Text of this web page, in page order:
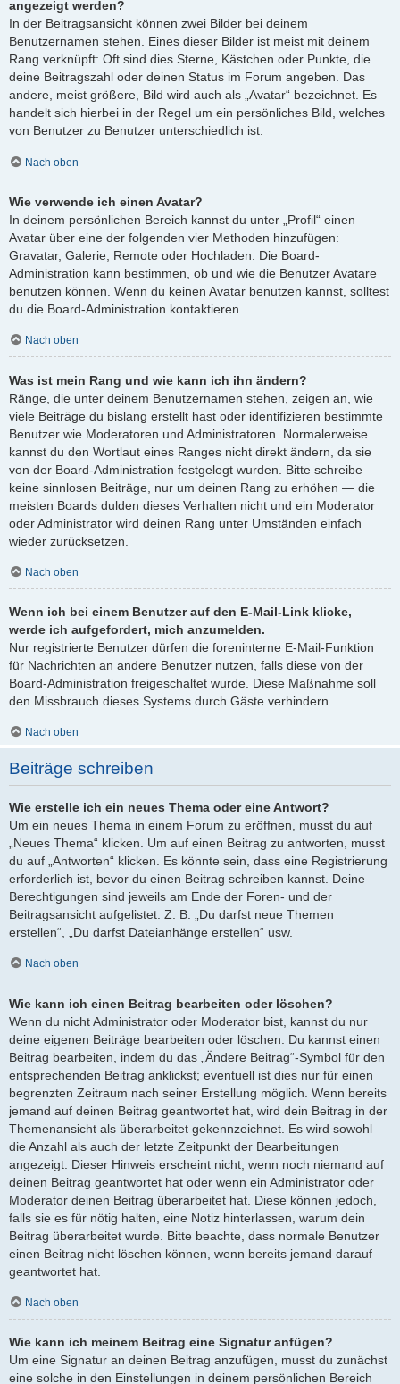
angezeigt werden?
In der Beitragsansicht können zwei Bilder bei deinem
Benutzernamen stehen. Eines dieser Bilder ist meist mit deinem
Rang verknüpft: Oft sind dies Sterne, Kästchen oder Punkte, die
deine Beitragszahl oder deinen Status im Forum angeben. Das
andere, meist größere, Bild wird auch als „Avatar“ bezeichnet. Es
handelt sich hierbei in der Regel um ein persönliches Bild, welches
von Benutzer zu Benutzer unterschiedlich ist.
Nach oben
Wie verwende ich einen Avatar?
In deinem persönlichen Bereich kannst du unter „Profil“ einen
Avatar über eine der folgenden vier Methoden hinzufügen:
Gravatar, Galerie, Remote oder Hochladen. Die Board-
Administration kann bestimmen, ob und wie die Benutzer Avatare
benutzen können. Wenn du keinen Avatar benutzen kannst, solltest
du die Board-Administration kontaktieren.
Nach oben
Was ist mein Rang und wie kann ich ihn ändern?
Ränge, die unter deinem Benutzernamen stehen, zeigen an, wie
viele Beiträge du bislang erstellt hast oder identifizieren bestimmte
Benutzer wie Moderatoren und Administratoren. Normalerweise
kannst du den Wortlaut eines Ranges nicht direkt ändern, da sie
von der Board-Administration festgelegt wurden. Bitte schreibe
keine sinnlosen Beiträge, nur um deinen Rang zu erhöhen — die
meisten Boards dulden dieses Verhalten nicht und ein Moderator
oder Administrator wird deinen Rang unter Umständen einfach
wieder zurücksetzen.
Nach oben
Wenn ich bei einem Benutzer auf den E-Mail-Link klicke,
werde ich aufgefordert, mich anzumelden.
Nur registrierte Benutzer dürfen die foreninterne E-Mail-Funktion
für Nachrichten an andere Benutzer nutzen, falls diese von der
Board-Administration freigeschaltet wurde. Diese Maßnahme soll
den Missbrauch dieses Systems durch Gäste verhindern.
Nach oben
Beiträge schreiben
Wie erstelle ich ein neues Thema oder eine Antwort?
Um ein neues Thema in einem Forum zu eröffnen, musst du auf
„Neues Thema“ klicken. Um auf einen Beitrag zu antworten, musst
du auf „Antworten“ klicken. Es könnte sein, dass eine Registrierung
erforderlich ist, bevor du einen Beitrag schreiben kannst. Deine
Berechtigungen sind jeweils am Ende der Foren- und der
Beitragsansicht aufgelistet. Z. B. „Du darfst neue Themen
erstellen“, „Du darfst Dateianhänge erstellen“ usw.
Nach oben
Wie kann ich einen Beitrag bearbeiten oder löschen?
Wenn du nicht Administrator oder Moderator bist, kannst du nur
deine eigenen Beiträge bearbeiten oder löschen. Du kannst einen
Beitrag bearbeiten, indem du das „Ändere Beitrag“-Symbol für den
entsprechenden Beitrag anklickst; eventuell ist dies nur für einen
begrenzten Zeitraum nach seiner Erstellung möglich. Wenn bereits
jemand auf deinen Beitrag geantwortet hat, wird dein Beitrag in der
Themenansicht als überarbeitet gekennzeichnet. Es wird sowohl
die Anzahl als auch der letzte Zeitpunkt der Bearbeitungen
angezeigt. Dieser Hinweis erscheint nicht, wenn noch niemand auf
deinen Beitrag geantwortet hat oder wenn ein Administrator oder
Moderator deinen Beitrag überarbeitet hat. Diese können jedoch,
falls sie es für nötig halten, eine Notiz hinterlassen, warum dein
Beitrag überarbeitet wurde. Bitte beachte, dass normale Benutzer
einen Beitrag nicht löschen können, wenn bereits jemand darauf
geantwortet hat.
Nach oben
Wie kann ich meinem Beitrag eine Signatur anfügen?
Um eine Signatur an deinen Beitrag anzufügen, musst du zunächst
eine solche in den Einstellungen in deinem persönlichen Bereich